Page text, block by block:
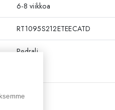
6-8 viikkoa
RT1095S212ETEECATD
Pedrali